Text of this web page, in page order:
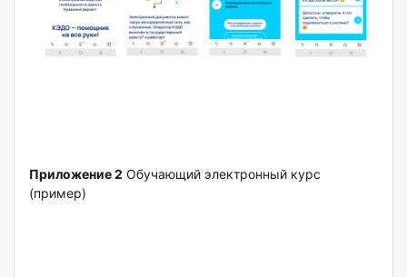
Приложение 2 Обучающий электронный курс
(пример)